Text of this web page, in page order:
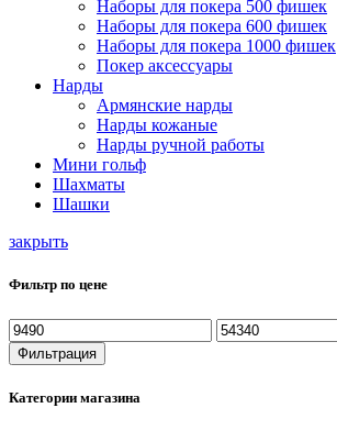
Наборы для покера 500 фишек
Наборы для покера 600 фишек
Наборы для покера 1000 фишек
Покер аксессуары
Нарды
Армянские нарды
Нарды кожаные
Нарды ручной работы
Мини гольф
Шахматы
Шашки
закрыть
Фильтр по цене
Минимальная
цена
Максимальная
цена
Фильтрация
Категории магазина